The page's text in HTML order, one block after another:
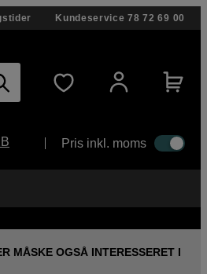
Kundeservice 78 72 69 00
Pris inkl. moms
MÅSKE OGSÅ INTERESSERET I